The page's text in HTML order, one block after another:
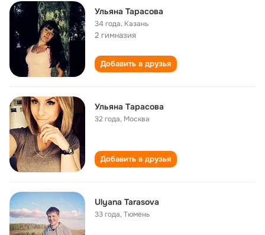
Ульяна Тарасова
34 года, Казань
2 гимназия
Добавить в друзья
Ульяна Тaрaсовa
32 года, Москва
Добавить в друзья
Ulyana Tarasova
33 года,Тюмень